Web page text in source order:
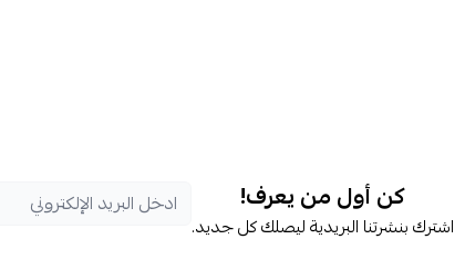
كن أول من يعرف!
اشترك بنشرتنا البريدية ليصلك كل جديد.